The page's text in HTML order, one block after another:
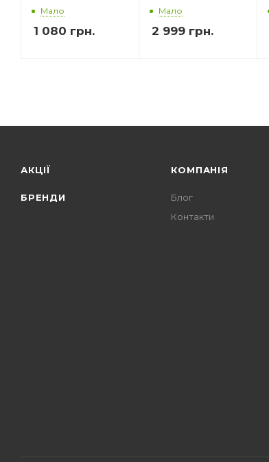
Мало
1 080 грн.
Мало
2 999 грн.
АКЦІЇ
БРЕНДИ
КОМПАНІЯ
Блог
Контакти